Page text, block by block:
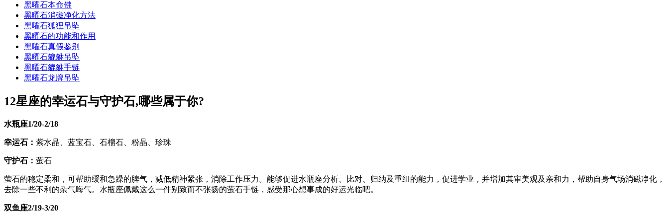
黑曜石本命佛
黑曜石消磁净化方法
黑曜石狐狸吊坠
黑曜石的功能和作用
黑曜石真假鉴别
黑曜石貔貅吊坠
黑曜石貔貅手链
黑曜石龙牌吊坠
12星座的幸运石与守护石,哪些属于你?
水瓶座1/20-2/18
幸运石： 紫水晶、蓝宝石、石榴石、粉晶、珍珠
守护石： 萤石
萤石的稳定柔和，可帮助缓和急躁的脾气，减低精神紧张，消除工作压力。能够促进水瓶座分析、比对、归纳及重组的能力，促进学业，并增加其审美观及亲和力，帮助自身气场消磁净化，
去除一些不利的杂气晦气。水瓶座佩戴这么一件别致而不张扬的萤石手链，感受那心想事成的好运光临吧。
双鱼座2/19-3/20